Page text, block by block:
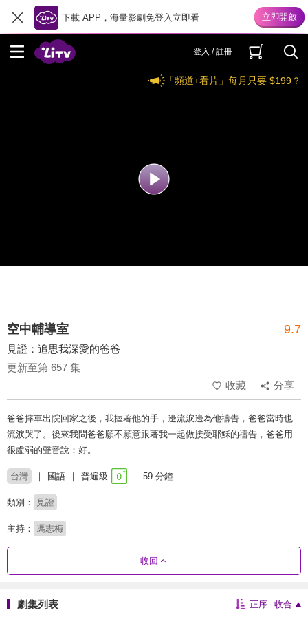
下載 APP，海量影劇免登入立即看
登入 / 註冊
「頻道+看片」每月只要 $199？
空中輔導室 9.7
見證：追思我深愛的爸爸
更新至第 657 集
收藏
分享
爸爸摔車出院回家之後，我握著他的手，邊流淚邊為他禱告，爸爸當時也
流淚哭了。後來我問爸爸願不願意跟著我一起做接受耶穌的禱告，爸爸用
很虛弱的聲音說：好。
台灣 國語 普遍級 59 分鐘
類別： 見證
主持： 馮志梅
收回
劇集列表 正序 收合